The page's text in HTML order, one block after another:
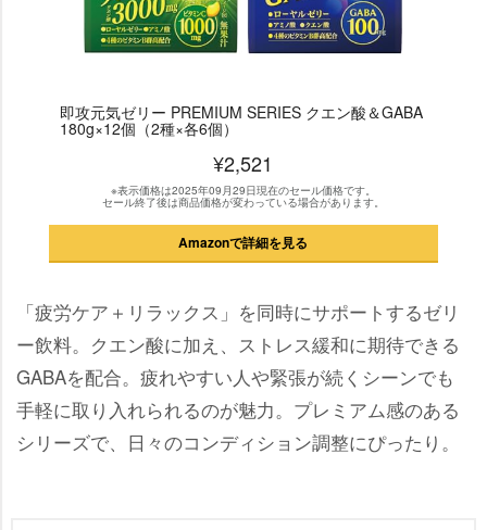
即攻元気ゼリー PREMIUM SERIES クエン酸＆GABA
180g×12個（2種×各6個）
¥2,521
※表示価格は2025年09月29日現在のセール価格です。
セール終了後は商品価格が変わっている場合があります。
Amazonで詳細を見る
「疲労ケア＋リラックス」を同時にサポートするゼリ
ー飲料。クエン酸に加え、ストレス緩和に期待できる
GABAを配合。疲れやすい人や緊張が続くシーンでも
手軽に取り入れられるのが魅力。プレミアム感のある
シリーズで、日々のコンディション調整にぴったり。